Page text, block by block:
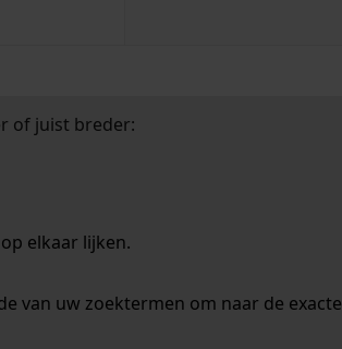
of juist breder:
elkaar lijken.
van uw zoektermen om naar de exacte